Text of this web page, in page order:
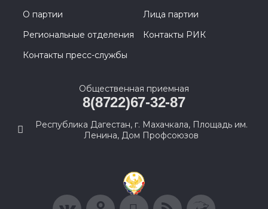
О партии
Лица партии
Региональные отделения
Контакты РИК
Контакты пресс-службы
Общественная приемная
8(8722)67-32-87
Республика Дагестан, г. Махачкала, Площадь им.
Ленина, Дом Профсоюзов